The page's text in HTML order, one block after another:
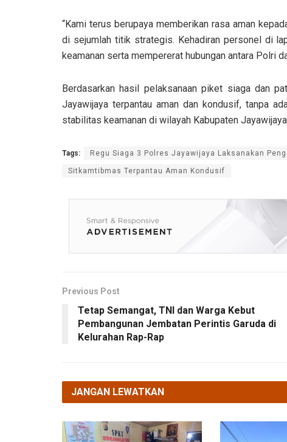
“Kami terus berupaya memberikan rasa aman
di sejumlah titik strategis. Kehadiran personel di
keamanan serta mempererat hubungan antara Polri
Berdasarkan hasil pelaksanaan piket siaga dan
Jayawijaya terpantau aman dan kondusif, tanpa
stabilitas keamanan di wilayah Kabupaten
Tags: Regu Siaga 3 Polres Jayawijaya Laksanakan
Sitkamtibmas Terpantau Aman Kondusif
Previous Post
Tetap Semangat, TNI dan Warga Kebut
Pembangunan Jembatan Perintis Garuda di
Kelurahan Rap-Rap
JANGAN LEWATKAN